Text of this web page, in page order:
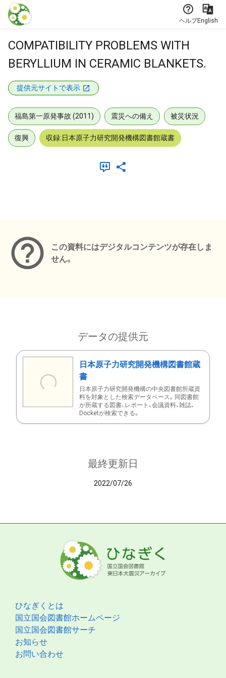
本文に飛ぶ
ヘルプEnglish
COMPATIBILITY PROBLEMS WITH
BERYLLIUM IN CERAMIC BLANKETS.
提供元サイトで表示
福島第一原発事故 (2011) 震災への備え 被災状況
復興 収録:日本原子力研究開発機構図書館蔵書
この資料にはデジタルコンテンツが存在しま
せん。
データの提供元
日本原子力研究開発機構図書館蔵
書
日本原子力研究開発機構の中央図書館所蔵資
料を対象とした検索データベース。同図書館
が所蔵する図書、レポート、会議資料、雑誌、
Docketが検索できる。
最終更新日
2022/07/26
ひなぎくとは
国立国会図書館ホームページ
国立国会図書館サーチ
お知らせ
お問い合わせ